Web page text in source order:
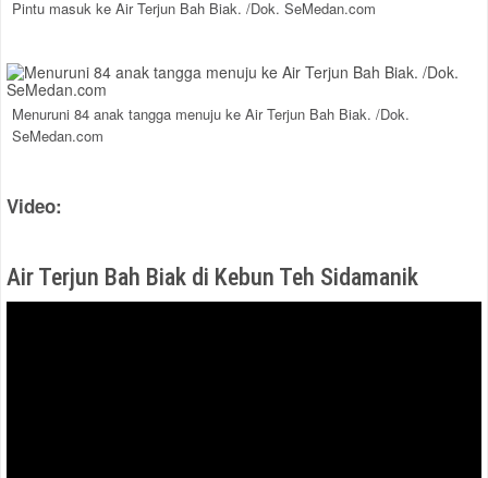
Pintu masuk ke Air Terjun Bah Biak. /Dok. SeMedan.com
Menuruni 84 anak tangga menuju ke Air Terjun Bah Biak. /Dok.
SeMedan.com
Video:
Air Terjun Bah Biak di Kebun Teh Sidamanik